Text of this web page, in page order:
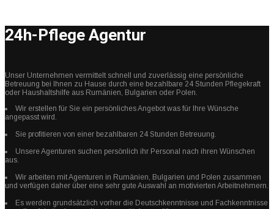
24h-Pflege Agentur
Unser Unternehmen vermittelt schnell und zuverlässig eine persönliche
Betreuung bei Ihnen zu Hause durch eine bezahlbare 24 Stunden Pflegekraft
oder Haushaltshilfe aus Rumänien, Bulgarien oder Polen.
Wir erstellen für Sie ein persönliches Angebot was für Ihre Wünsche
angepasst wird.
Sie profitieren von einer bezahlbaren 24 Stunden Betreuung.
Unsere Agenturen suchen persönlich ihr Personal nach ihren Wünschen
aus.
Wir arbeiten mit Agenturen in Rumänien, Bulgarien und Polen zusammen
und verfügen daher über eine sehr gute Auswahl an motivierten Arbeitnehmern.
Es werden grundsätzlich vorher die Deutschkenntnisse und Fachkenntnisse